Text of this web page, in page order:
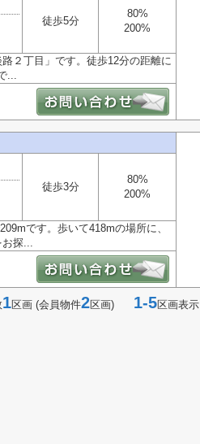
徒歩5分
80%
200%
丁目」です。徒歩12分の距離に
...
徒歩3分
80%
200%
です。歩いて418mの場所に、
お探...
1区画 (会員物件2区画) 1-5区画表示